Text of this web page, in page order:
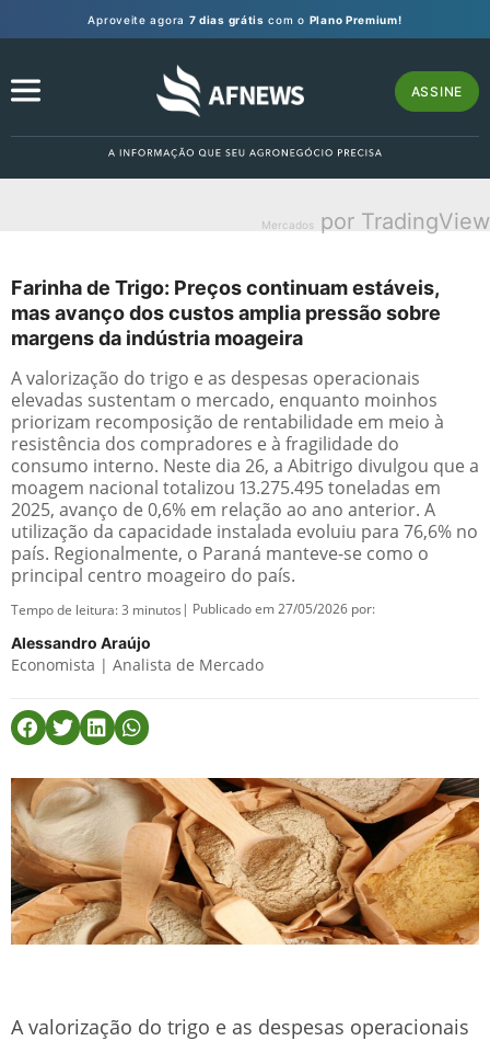
Aproveite agora 7 dias grátis com o Plano Premium!
ASSINE
Mercados por TradingView
Farinha de Trigo: Preços continuam estáveis,
mas avanço dos custos amplia pressão sobre
margens da indústria moageira
A valorização do trigo e as despesas operacionais
elevadas sustentam o mercado, enquanto moinhos
priorizam recomposição de rentabilidade em meio à
resistência dos compradores e à fragilidade do
consumo interno. Neste dia 26, a Abitrigo divulgou que a
moagem nacional totalizou 13.275.495 toneladas em
2025, avanço de 0,6% em relação ao ano anterior. A
utilização da capacidade instalada evoluiu para 76,6% no
país. Regionalmente, o Paraná manteve-se como o
principal centro moageiro do país.
Tempo de leitura:3 minutos | Publicado em 27/05/2026 por:
Alessandro Araújo
Economista | Analista de Mercado
A valorização do trigo e as despesas operacionais